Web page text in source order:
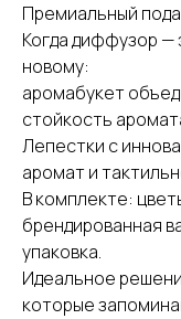
Премиальный
Когда диффузор —
новому:
аромабукет
стойкость
Лепестки с
аромат и
В комплекте:
брендированная
упаковка.
Идеальное
которые